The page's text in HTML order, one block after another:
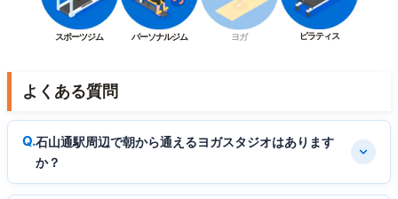
スポーツジム パーソナルジム ヨガ ピラティス
よくある質問
石山通駅周辺で朝から通えるヨガスタジオはあります
か？